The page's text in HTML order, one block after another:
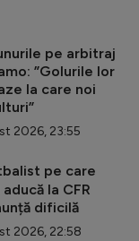
pe arbitraj
”Golurile lor
la care noi
2026, 23:55
pe care
la CFR
dificilă
2026, 22:58